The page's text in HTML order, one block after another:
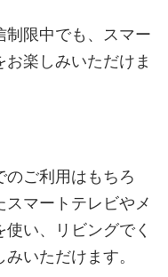
制限中でも、スマー
お楽しみいただけま
のご利用はもちろ
マートテレビやメ
い、リビングでく
いただけます。